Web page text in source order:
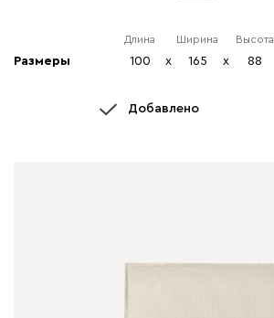
Размеры
Длина
100 x
Ширина
165 x
Высота
88
Добавлено